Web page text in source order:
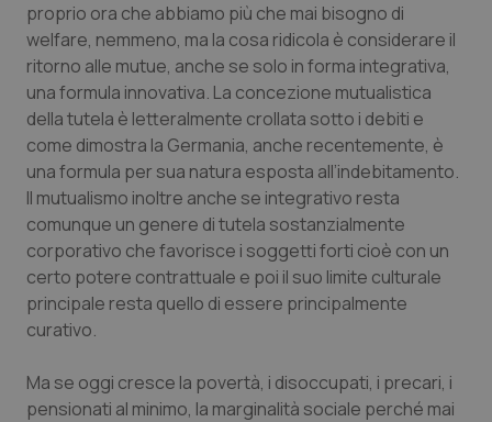
Molise
Piemonte
Provincia Autonoma di Bolzano
Provincia Autonoma di Trento
Puglia
Sardegna
Sicilia
Epatiti
HIV
Infezioni & Febbre
Ipertensione & Scompenso
Malattie rare
Malattia di Crohn & Rettocolite Ulcerosa
Neuroscienze & patologie neurodegenerative
proprio ora che abbiamo più che mai bisogno di
welfare, nemmeno, ma la cosa ridicola è considerare il
ritorno alle mutue, anche se solo in forma integrativa,
una formula innovativa. La concezione mutualistica
della tutela è letteralmente crollata sotto i debiti e
come dimostra la Germania, anche recentemente, è
una formula per sua natura esposta all’indebitamento.
Il mutualismo inoltre anche se integrativo resta
comunque un genere di tutela sostanzialmente
corporativo che favorisce i soggetti forti cioè con un
certo potere contrattuale e poi il suo limite culturale
principale resta quello di essere principalmente
curativo.
Ma se oggi cresce la povertà, i disoccupati, i precari, i
pensionati al minimo, la marginalità sociale perché mai